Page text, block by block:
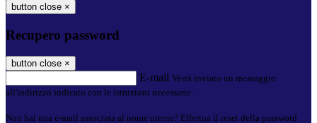
button close ×
Recupero password
button close ×
E-mail Verrà inviato un messaggio
all'indirizzo indicato con le istruzioni necessarie.
Non hai una e-mail associata al nome utente? Effettua il reset della password